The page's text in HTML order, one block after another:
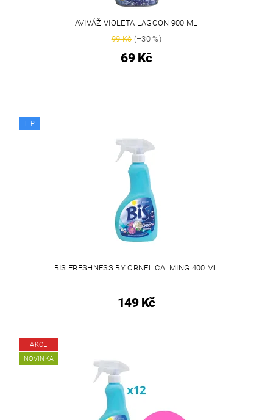
AVIVÁŽ VIOLETA LAGOON 900 ML
99 Kč(–30 %)
69 Kč
TIP
BIS FRESHNESS BY ORNEL CALMING 400 ML
149 Kč
AKCE
NOVINKA